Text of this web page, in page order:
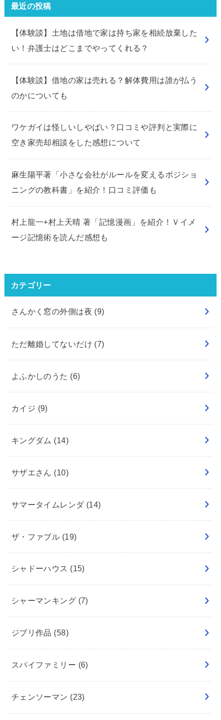
最近の投稿
【体験談】土地は借地で家は持ち家を相続放棄した
い！弁護士はどこまでやってくれる？
【体験談】借地の家は売れる？解体費用は誰が払う
のかについても
ワケガイは怪しいしやばい？口コミや評判と実際に
空き家売却相談をした感想について
麻生陽平著「小さな会社がルールを変えるポジショ
ニングの教科書」を紹介！口コミ評価も
村上龍一+村上天晴 著「記憶漫画」を紹介！Ｖイメ
ージ記憶術を読んだ感想も
カテゴリー
さんかく窓の外側は夜 (9)
ただ離婚してないだけ (7)
よふかしのうた (6)
カイジ (9)
キングダム (14)
サザエさん (10)
サマータイムレンダ (14)
ザ・ファブル (19)
シャドーハウス (15)
シャーマンキング (7)
ジブリ作品 (58)
スパイファミリー (6)
チェンソーマン (23)